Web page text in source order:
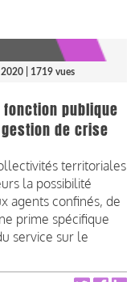
| 1719 vues
publique
de crise
territoriales
la possibilité
agents confinés, de
prime spécifique
service sur le